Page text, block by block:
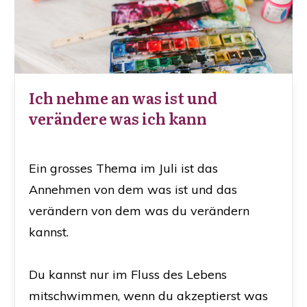
Ich nehme an was ist und
verändere was ich kann
Ein grosses Thema im Juli ist das
Annehmen von dem was ist und das
verändern von dem was du verändern
kannst.
Du kannst nur im Fluss des Lebens
mitschwimmen, wenn du akzeptierst was